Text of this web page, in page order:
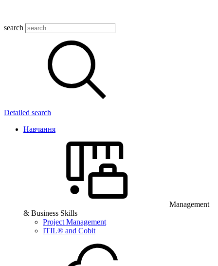
search
Detailed search
Навчання
Management
& Business Skills
Project Management
ITIL® and Cobit